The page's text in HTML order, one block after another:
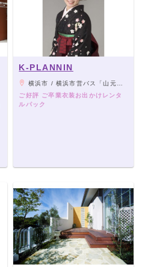
K-PLANNIN
横浜市 / 横浜市営バス「山元町」または「山元町一丁目」バス停下車2分（103系統または21系統）
ご好評 ご卒業衣装お出かけレンタ
ルパック